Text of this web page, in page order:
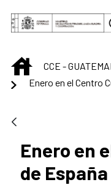
Saltar al contenido
INICIO
CCE -
Enero en
de